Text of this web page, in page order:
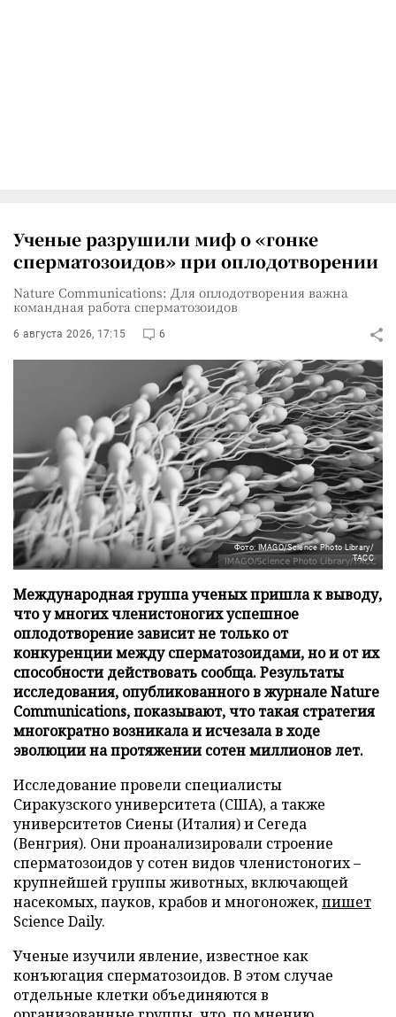
Ученые разрушили миф о «гонке
сперматозоидов» при оплодотворении
Nature Communications: Для оплодотворения важна
командная работа сперматозоидов
6 августа 2026, 17:15 6
Фото: IMAGO/Science Photo Library/
ТАСС
Международная группа ученых пришла к выводу,
что у многих членистоногих успешное
оплодотворение зависит не только от
конкуренции между сперматозоидами, но и от их
способности действовать сообща. Результаты
исследования, опубликованного в журнале Nature
Communications, показывают, что такая стратегия
многократно возникала и исчезала в ходе
эволюции на протяжении сотен миллионов лет.
Исследование провели специалисты
Сиракузского университета (США), а также
университетов Сиены (Италия) и Сегеда
(Венгрия). Они проанализировали строение
сперматозоидов у сотен видов членистоногих –
крупнейшей группы животных, включающей
насекомых, пауков, крабов и многоножек,пишет
Science Daily.
Ученые изучили явление, известное как
конъюгация сперматозоидов. В этом случае
отдельные клетки объединяются в